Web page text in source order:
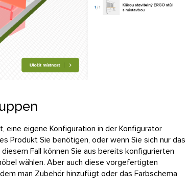
eigene Konfiguration in der Konfigurator
Produkt Sie benötigen, oder wenn Sie sich nur das
Fall können Sie aus bereits konfigurierten
wählen. Aber auch diese vorgefertigten
man Zubehör hinzufügt oder das Farbschema